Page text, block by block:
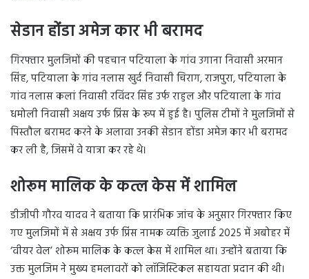
सेडान होंडा अमेज कार भी बरामद
गिरफ्तार मुलजिमों की पहचान पटियाला के गांव उगाना निवासी अरमान
सिंह, पटियाला के गांव नलास खुर्द निवासी चिराग, राजपुरा, पटियाला के
गांव नलास कलां निवासी रविंदर सिंह उर्फ राहुल और पटियाला के गांव
धमोली निवासी अक्षय उर्फ प्रिंस के रूप में हुई है। पुलिस टीमों ने मुलजिमों से
पिस्तौल बरामद करने के अलावा उनकी सेडान होंडा अमेज कार भी बरामद
कर ली है, जिसमें वे यात्रा कर रहे थे।
शोरूम मालिक के कत्ल केस में शामिल
डीजीपी गौरव यादव ने बताया कि प्रारंभिक जांच के अनुसार गिरफ्तार किए
गए मुलजिमों में से अक्षय उर्फ प्रिंस नामक व्यक्ति जुलाई 2025 में अबोहर में
‘वीयर वेल’ शोरूम मालिक के कत्ल केस में शामिल था। उन्होंने बताया कि
उक्त मुलजिम ने मुख्य हमलावरों को लॉजिस्टिकल सहायता प्रदान की थी।